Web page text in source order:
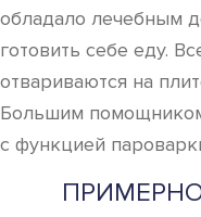
обладало лечебным
готовить себе еду.
отвариваются на
Большим помощником
с функцией